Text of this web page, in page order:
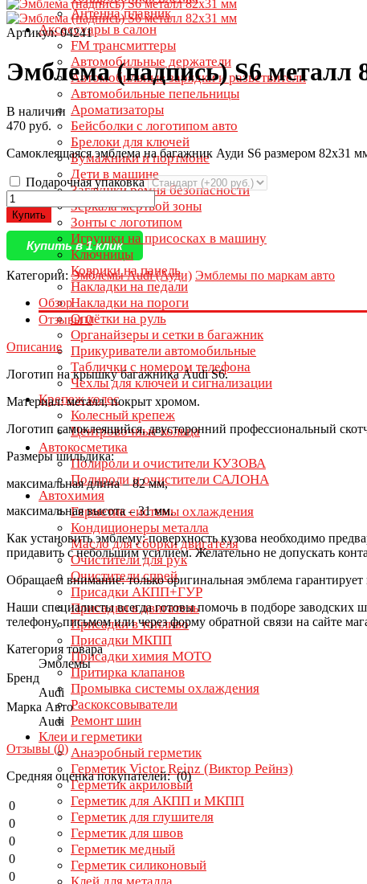
Антенна плавник
Аксессуары в салон
FM трансмиттеры
Автомобильные держатели
Автомобильные зарядки и разветвители
Автомобильные пепельницы
Ароматизаторы
Бейсболки с логотипом авто
Брелоки для ключей
Бумажники и портмоне
Дети в машине
Заглушки ремня безопасности
Зеркала мертвой зоны
Зонты с логотипом
Игрушки на присосках в машину
Ключницы
Коврики на панель
Накладки на педали
Накладки на пороги
Оплётки на руль
Органайзеры и сетки в багажник
Прикуриватели автомобильные
Таблички с номером телефона
Чехлы для ключей и сигнализации
Крепеж колес
Колесный крепеж
Центровочные кольца
Автокосметика
Полироли и очистители КУЗОВА
Полироли и очистители САЛОНА
Автохимия
Герметик системы охлаждения
Кондиционеры металла
Масло для сборки двигателя
Очистители для рук
Очистители спрей
Присадки АКПП+ГУР
Присадки в двигатель
Присадки в топливо
Присадки МКПП
Присадки химия МОТО
Притирка клапанов
Промывка системы охлаждения
Раскоксовыватели
Ремонт шин
Клеи и герметики
Анаэробный герметик
Герметик Victor Reinz (Виктор Рейнз)
Герметик акриловый
Герметик для АКПП и МКПП
Герметик для глушителя
Герметик для швов
Герметик медный
Герметик силиконовый
Артикул: 04241
Эмблема (надпись) S6 металл
В наличии
470 руб.
Самоклеящаяся эмблема на багажник Ауди S6 размером 82х31
Подарочная упаковка
Купить
Купить в 1 клик
Категории:Эмблемы Audi (Ауди) Эмблемы по маркам авто
Обзор
Отзывы0
Описание
Логотип на крышку багажника Audi S6.
Материал: металл, покрыт хромом.
Логотип самоклеящийся, двусторонний профессиональный
Размеры шильдика:
максимальная длина – 82 мм,
максимальная высота – 31 мм.
Как установить эмблему: поверхность кузова необходимо
придавить с небольшим усилием. Желательно не допускать
Обращаем внимание: только оригинальная эмблема
Наши специалисты всегда готовы помочь в подборе заводских
телефону, письмом или через форму обратной связи на сайте
Категория товара
Эмблемы
Бренд
Audi
Марка Авто
Audi
Отзывы (0)
Средняя оценка покупателей: (0)
0
0
0
0
0